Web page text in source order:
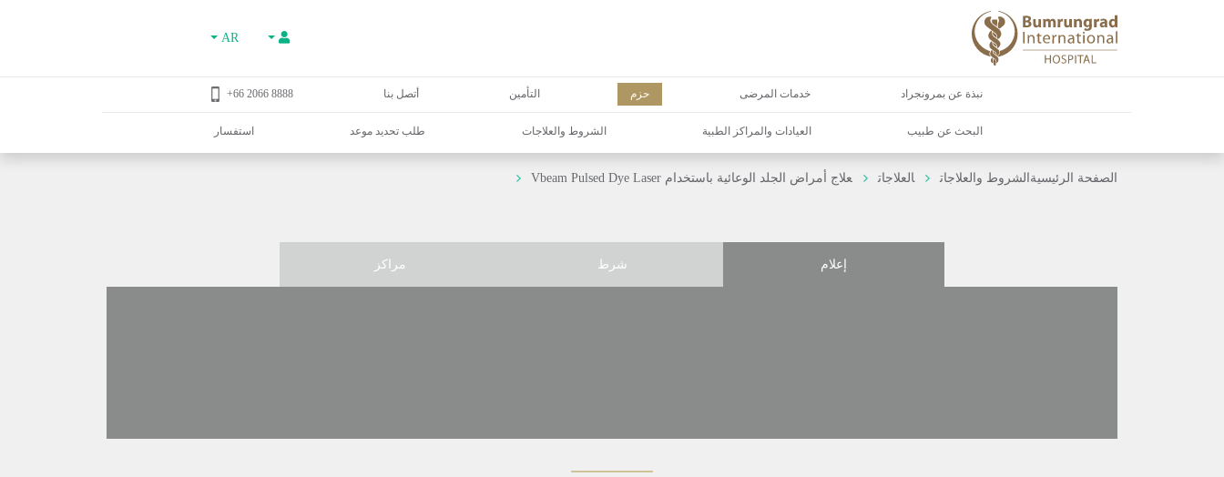
AR
نبذة عن بمرونجراد خدمات المرضى حزم التأمين أتصل بنا 8888 2066 66+
البحث عن طبيب العيادات والمراكز الطبية الشروط والعلاجات طلب تحديد موعد استفسار
الصفحة الرئيسية الشروط والعلاجات العلاجات علاج أمراض الجلد الوعائية باستخدام Vbeam Pulsed Dye Laser
إعلام شرط مراكز